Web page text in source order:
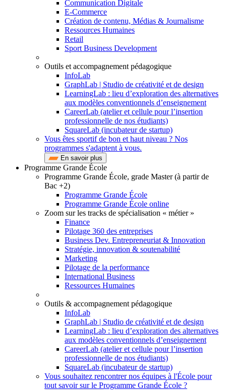
Communication Digitale
E-Commerce
Création de contenu, Médias & Journalisme
Ressources Humaines
Retail
Sport Business Development
Outils et accompagnement pédagogique
InfoLab
GraphLab | Studio de créativité et de design
LearningLab : lieu d’exploration des alternatives
aux modèles conventionnels d’enseignement
CareerLab (atelier et cellule pour l’insertion
professionnelle de nos étudiants)
SquareLab (incubateur de startup)
Vous êtes sportif de bon et haut niveau ? Nos
programmes s'adaptent à vous.
En savoir plus
Programme Grande École
Programme Grande École, grade Master (à partir de
Bac +2)
Programme Grande École
Programme Grande École online
Zoom sur les tracks de spécialisation « métier »
Finance
Pilotage 360 des entreprises
Business Dev. Entrepreneuriat & Innovation
Stratégie, innovation & soutenabilité
Marketing
Pilotage de la performance
International Business
Ressources Humaines
Outils & accompagnement pédagogique
InfoLab
GraphLab | Studio de créativité et de design
LearningLab : lieu d’exploration des alternatives
aux modèles conventionnels d’enseignement
CareerLab (atelier et cellule pour l’insertion
professionnelle de nos étudiants)
SquareLab (incubateur de startup)
Vous souhaitez rencontrer nos équipes à l'École pour
tout savoir sur le Programme Grande École ?